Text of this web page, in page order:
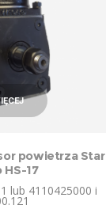
powietrza Star
17
lub 4110425000 i